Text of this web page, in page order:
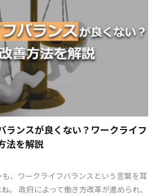
ランスが良くない？ワークライフ
法を解説
、ワークライフバランスという言葉を耳
。 政府によって働き方改革が進められ、